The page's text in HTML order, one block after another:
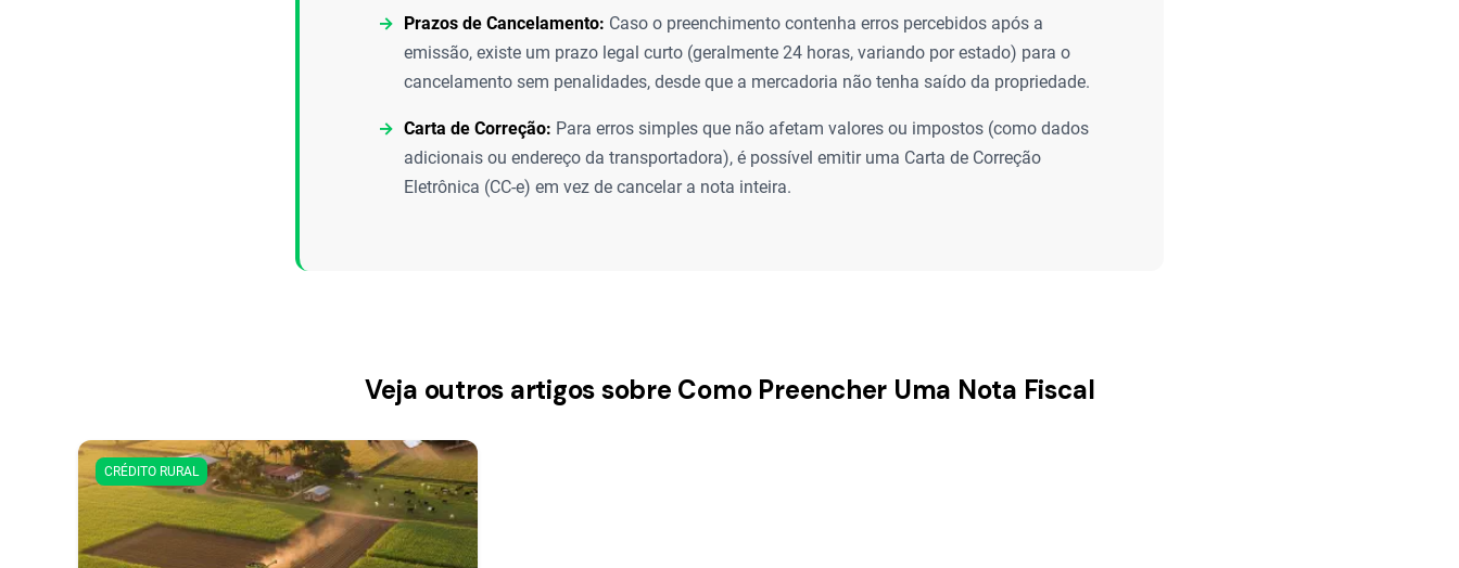
Prazos de Cancelamento: Caso o preenchimento contenha erros percebidos após a
emissão, existe um prazo legal curto (geralmente 24 horas, variando por estado) para o
cancelamento sem penalidades, desde que a mercadoria não tenha saído da propriedade.
Carta de Correção: Para erros simples que não afetam valores ou impostos (como dados
adicionais ou endereço da transportadora), é possível emitir uma Carta de Correção
Eletrônica (CC-e) em vez de cancelar a nota inteira.
Veja outros artigos sobre Como Preencher Uma Nota Fiscal
CRÉDITO RURAL